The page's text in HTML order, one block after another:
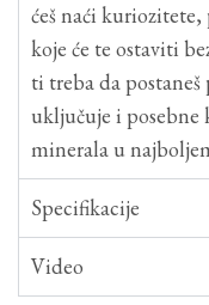
ćeš naći
koje će te ostaviti
ti treba da
uključuje i posebne
minerala u
Specifikacije
Video